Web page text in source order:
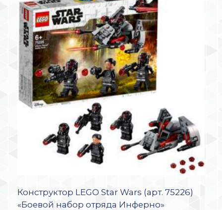
Конструктор LEGO Star Wars (арт. 75226)
«Боевой набор отряда Инферно»